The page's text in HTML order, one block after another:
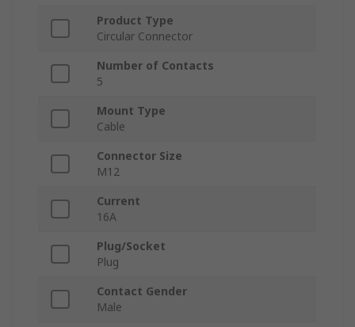
Product Type
Circular Connector
Number of Contacts
5
Mount Type
Cable
Connector Size
M12
Current
16A
Plug/Socket
Plug
Contact Gender
Male